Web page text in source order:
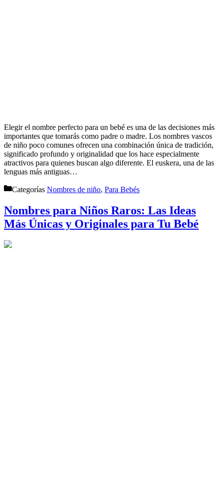
Elegir el nombre perfecto para un bebé es una de las decisiones más
importantes que tomarás como padre o madre. Los nombres vascos
de niño poco comunes ofrecen una combinación única de tradición,
significado profundo y originalidad que los hace especialmente
atractivos para quienes buscan algo diferente. El euskera, una de las
lenguas más antiguas…
Categorías Nombres de niño, Para Bebés
Nombres para Niños Raros: Las Ideas
Más Únicas y Originales para Tu Bebé